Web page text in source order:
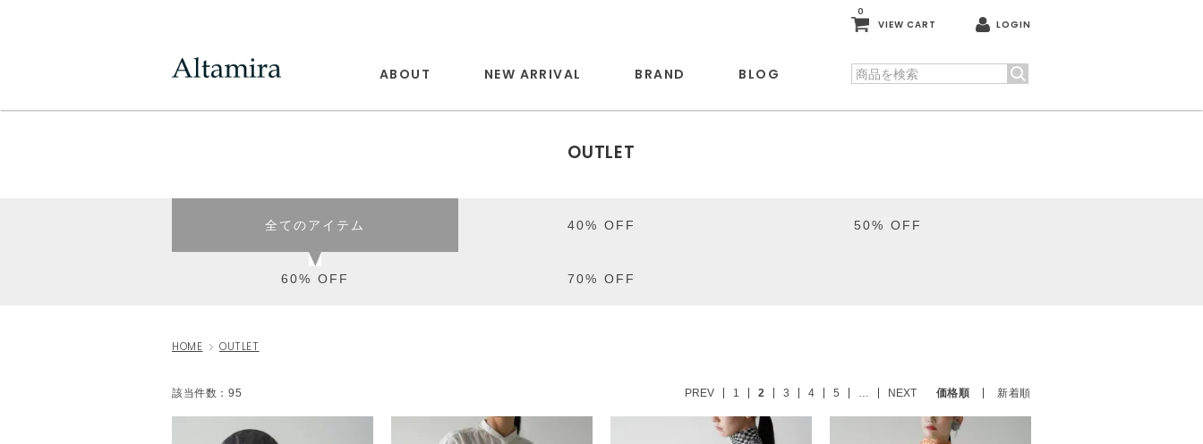
0
VIEW CART LOGIN
ABOUT NEW ARRIVAL BRAND BLOG
OUTLET
全てのアイテム 40% OFF 50% OFF
60% OFF 70% OFF
HOME OUTLET
該当件数：95 価格順 新着順
PREV 1 2 3 4 5 … NEXT